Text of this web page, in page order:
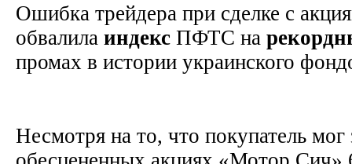
Ошибка трейдера при сделке с
обвалила индекс ПФТС на
промах в истории украинского
Несмотря на то, что покупатель мог